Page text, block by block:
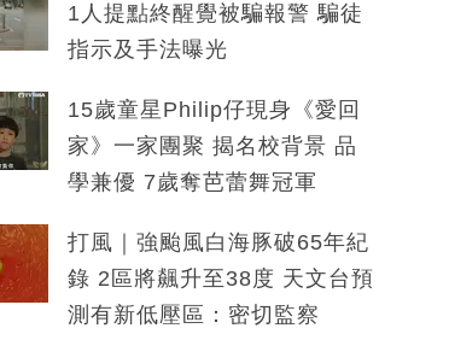
1人提點終醒覺被騙報警 騙徒
指示及手法曝光
15歲童星Philip仔現身《愛回
家》一家團聚 揭名校背景 品
學兼優 7歲奪芭蕾舞冠軍
打風｜強颱風白海豚破65年紀
錄 2區將飆升至38度 天文台預
測有新低壓區：密切監察